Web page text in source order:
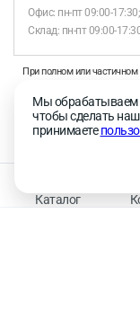
Каталог
Офис: пн-пт 09:00-
Склад: пн-пт 09:00-
При полном или частичном
Продолжая работу с
на обработку
ретаргетинга,
релевантной рекламной
На информационном
Правила применения
Мы обрабатываем
чтобы сделать наш
принимаете